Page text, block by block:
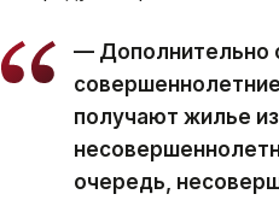
— Дополнительно
получают жилье
очередь,